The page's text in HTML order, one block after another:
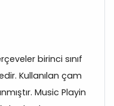
birinci sınıf
Kullanılan çam
Music Playin